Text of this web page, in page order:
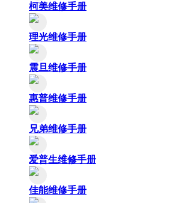
柯美维修手册
理光维修手册
震旦维修手册
惠普维修手册
兄弟维修手册
爱普生维修手册
佳能维修手册